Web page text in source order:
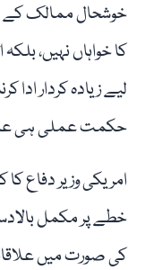
خوشحال ممالک کے
کا خواہاں نہیں،
لیے زیادہ کردار ادا
حکمت عملی ہی
امریکی وزیر دفاع
خطے پر مکمل
کی صورت میں علاقائی